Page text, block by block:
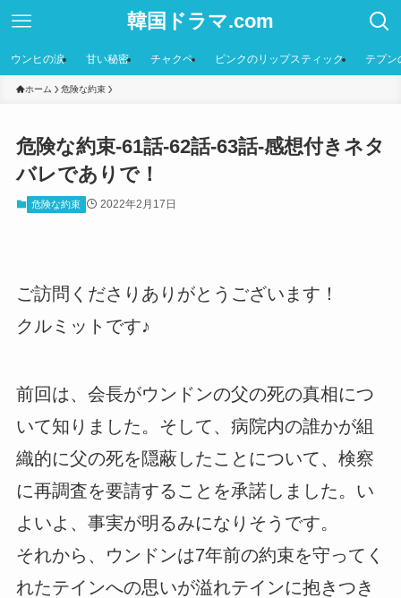
韓国ドラマ.com
ウンヒの涙 甘い秘密 チャクペ ピンクのリップスティック テプン
ホーム 危険な約束
危険な約束-61話-62話-63話-感想付きネタ
バレでありで！
危険な約束 2022年2月17日
ご訪問くださりありがとうございます！
クルミットです♪
前回は、会長がウンドンの父の死の真相につ
いて知りました。そして、病院内の誰かが組
織的に父の死を隠蔽したことについて、検察
に再調査を要請することを承諾しました。い
よいよ、事実が明るみになりそうです。
それから、ウンドンは7年前の約束を守ってく
れたテインへの思いが溢れテインに抱きつき